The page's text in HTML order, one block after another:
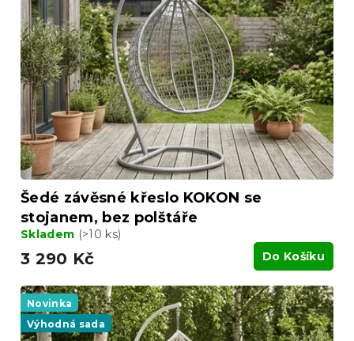
Šedé závěsné křeslo KOKON se
stojanem, bez polštáře
Skladem (>10 ks)
3 290 Kč Do Košíku
Novinka
Výhodná sada